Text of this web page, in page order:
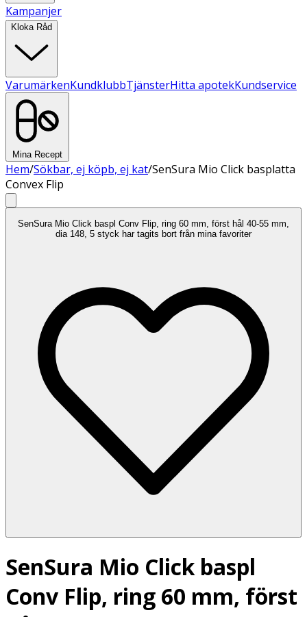
Kampanjer
Kloka Råd
VarumärkenKundklubbTjänsterHitta apotekKundservice
Mina Recept
Hem/Sökbar, ej köpb, ej kat/SenSura Mio Click basplatta
Convex Flip
SenSura Mio Click baspl Conv Flip, ring 60 mm, först hål 40-55 mm,
dia 148, 5 styck har tagits bort från mina favoriter
SenSura Mio Click baspl
Conv Flip, ring 60 mm, först